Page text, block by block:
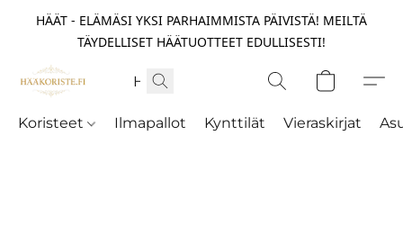
HÄÄT - ELÄMÄSI YKSI PARHAIMMISTA PÄIVISTÄ! MEILTÄ
TÄYDELLISET HÄÄTUOTTEET EDULLISESTI!
Koristeet Ilmapallot Kynttilät Vieraskirjat